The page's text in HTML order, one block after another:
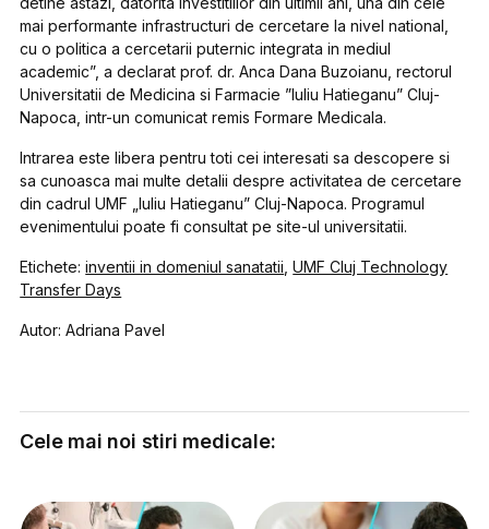
mai performante infrastructuri de cercetare la nivel national,
cu o politica a cercetarii puternic integrata in mediul
academic”, a declarat prof. dr. Anca Dana Buzoianu, rectorul
Universitatii de Medicina si Farmacie ”Iuliu Hatieganu” Cluj-
Napoca, intr-un comunicat remis Formare Medicala.
Intrarea este libera pentru toti cei interesati sa descopere si
sa cunoasca mai multe detalii despre activitatea de cercetare
din cadrul UMF „Iuliu Hatieganu” Cluj-Napoca. Programul
evenimentului poate fi consultat pe site-ul universitatii.
Etichete:inventii in domeniul sanatatii ,UMF Cluj Technology
Transfer Days
Autor: Adriana Pavel
Cele mai noi stiri medicale: